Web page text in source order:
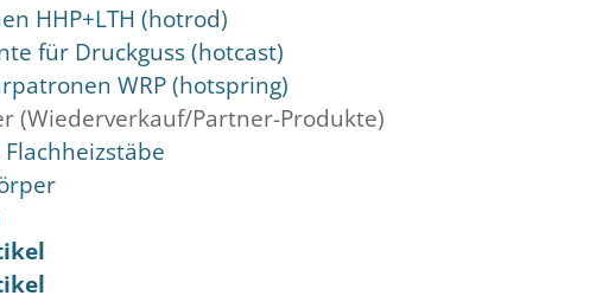
HHP+LTH (hotrod)
für Druckguss (hotcast)
WRP (hotspring)
(Wiederverkauf/Partner-Produkte)